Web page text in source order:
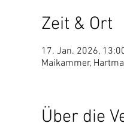
Zeit & Ort
17. Jan. 2026,
Maikammer,
Über die